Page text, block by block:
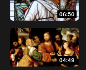
06:50
04:49